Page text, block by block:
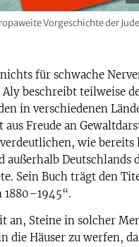
Vorgeschichte der
für schwache
beschreibt teilweise
in verschiedenen
Freude an
wie bereits
außerhalb Deutschlands
Sein Buch trägt den
1880–1945“.
an, Steine in solcher
die Häuser zu werfen,